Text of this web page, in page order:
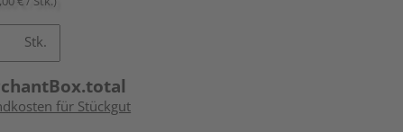
Stk.
für Stückgut